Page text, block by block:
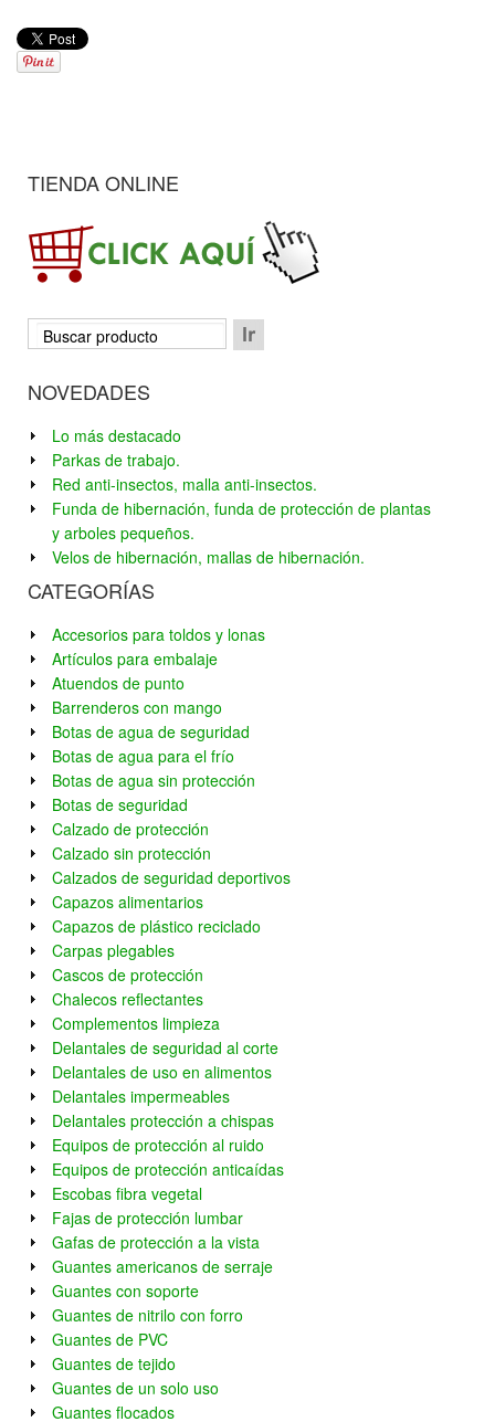
TIENDA ONLINE
NOVEDADES
Lo más destacado
Parkas de trabajo.
Red anti-insectos, malla anti-insectos.
Funda de hibernación, funda de protección de plantas
y arboles pequeños.
Velos de hibernación, mallas de hibernación.
CATEGORÍAS
Accesorios para toldos y lonas
Artículos para embalaje
Atuendos de punto
Barrenderos con mango
Botas de agua de seguridad
Botas de agua para el frío
Botas de agua sin protección
Botas de seguridad
Calzado de protección
Calzado sin protección
Calzados de seguridad deportivos
Capazos alimentarios
Capazos de plástico reciclado
Carpas plegables
Cascos de protección
Chalecos reflectantes
Complementos limpieza
Delantales de seguridad al corte
Delantales de uso en alimentos
Delantales impermeables
Delantales protección a chispas
Equipos de protección al ruido
Equipos de protección anticaídas
Escobas fibra vegetal
Fajas de protección lumbar
Gafas de protección a la vista
Guantes americanos de serraje
Guantes con soporte
Guantes de nitrilo con forro
Guantes de PVC
Guantes de tejido
Guantes de un solo uso
Guantes flocados